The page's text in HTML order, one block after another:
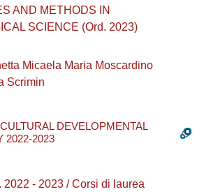
AND METHODS IN
SCIENCE (Ord. 2023)
Micaela Maria Moscardino
Scrimin
DEVELOPMENTAL
2022-2023
2022 - 2023 / Corsi di laurea